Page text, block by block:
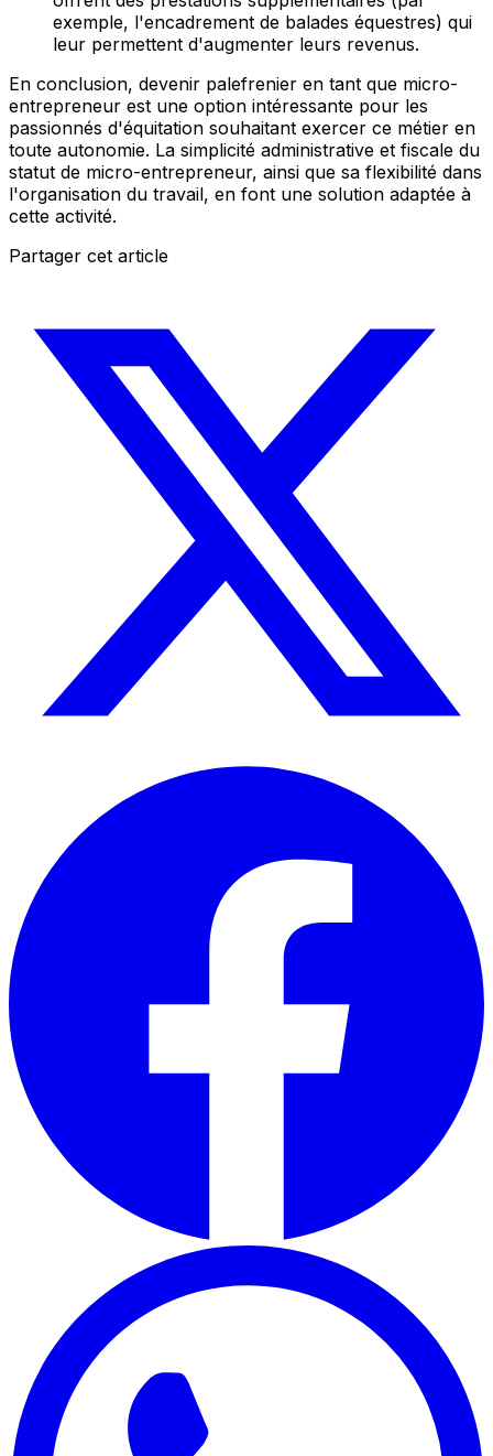
exemple, l'encadrement de balades équestres) qui
leur permettent d'augmenter leurs revenus.
En conclusion, devenir palefrenier en tant que micro-
entrepreneur est une option intéressante pour les
passionnés d'équitation souhaitant exercer ce métier en
toute autonomie. La simplicité administrative et fiscale du
statut de micro-entrepreneur, ainsi que sa flexibilité dans
l'organisation du travail, en font une solution adaptée à
cette activité.
Partager cet article